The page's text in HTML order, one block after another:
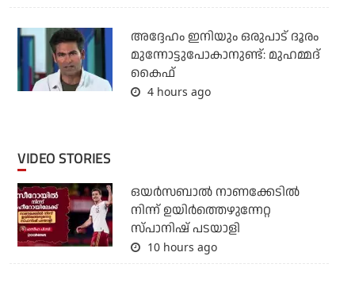
അദ്ദേഹം ഇനിയും ഒരുപാട് ദൂരം
മുന്നോട്ടുപോകാനുണ്ട്: മുഹമ്മദ്
കൈഫ്
4 hours ago
VIDEO STORIES
ഒയര്‍സബാൽ നാണക്കേടിൽ
നിന്ന് ഉയിർത്തെഴുന്നേറ്റ
സ്പാനിഷ് പടയാളി
10 hours ago